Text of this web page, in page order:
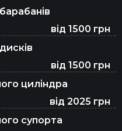
від 1500 грн
від 1500 грн
циліндра
від 2025 грн
супорта